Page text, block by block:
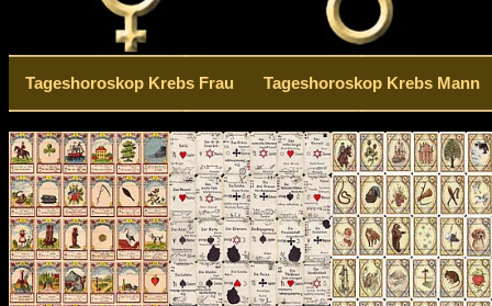
Tageshoroskop Krebs Frau Tageshoroskop Krebs Mann